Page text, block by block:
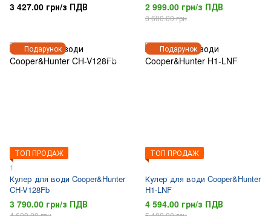
3 427.00 грн/з ПДВ 2 999.00 грн/з ПДВ
3 600.00 грн
Подарунок
ТОП ПРОДАЖ
1
Кулер для води Cooper&Hunter
CH-V128Fb
3 790.00 грн/з ПДВ
Подарунок
ТОП ПРОДАЖ
Кулер для води Cooper&Hunter
H1-LNF
4 594.00 грн/з ПДВ